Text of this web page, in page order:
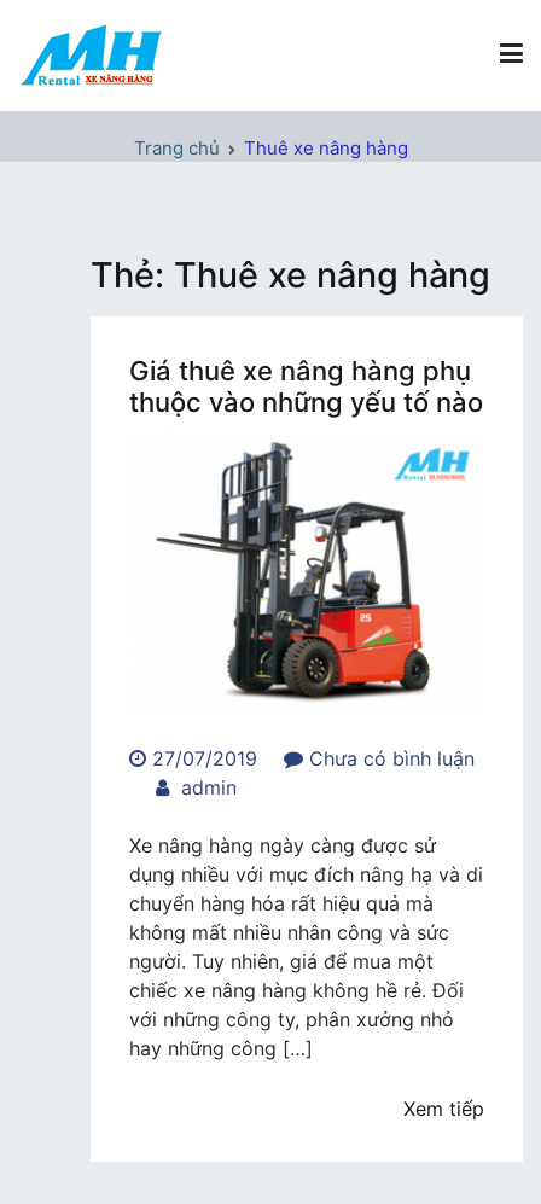
nội
Xe Nâng Hàng MH Rental
Trang chủ Thuê xe nâng hàng
Thẻ: Thuê xe nâng hàng
Giá thuê xe nâng hàng phụ
thuộc vào những yếu tố nào
27/07/2019
Chưa có bình luận
trong
thuê
xe
nâng
hàng
phụ
thuộc
vào
những
admin
Xe nâng hàng ngày càng được sử
dụng nhiều với mục đích nâng hạ và di
chuyển hàng hóa rất hiệu quả mà
không mất nhiều nhân công và sức
người. Tuy nhiên, giá để mua một
chiếc xe nâng hàng không hề rẻ. Đối
với những công ty, phân xưởng nhỏ
hay những công […]
Xem tiếp